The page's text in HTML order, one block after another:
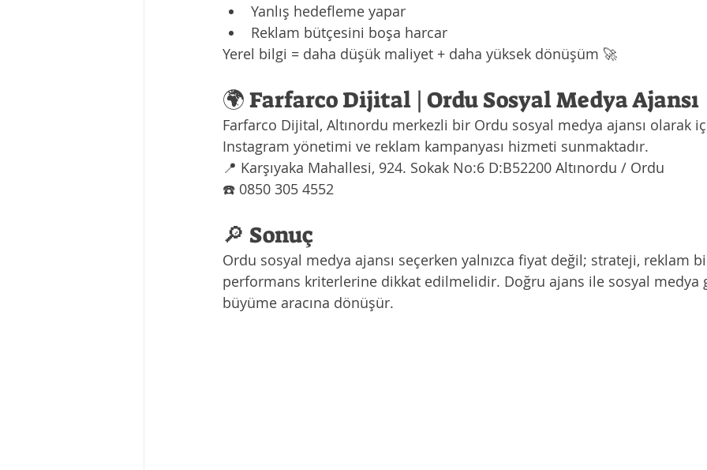
Yanlış hedefleme yapar
Reklam bütçesini boşa harcar
Yerel bilgi = daha düşük maliyet + daha yüksek dönüşüm 🚀
🌍 Farfarco Dijital | Ordu Sosyal Medya Ajansı
Farfarco Dijital, Altınordu merkezli bir Ordu sosyal medya ajansı olarak
Instagram yönetimi ve reklam kampanyası hizmeti sunmaktadır.
📍 Karşıyaka Mahallesi, 924. Sokak No:6 D:B52200 Altınordu / Ordu
☎️ 0850 305 4552
🔎 Sonuç
Ordu sosyal medya ajansı seçerken yalnızca fiyat değil; strateji, reklam
performans kriterlerine dikkat edilmelidir. Doğru ajans ile sosyal medya
büyüme aracına dönüşür.